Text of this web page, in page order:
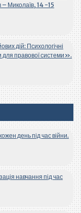
– Миколаїв, 14 -15
дій: Психологічні
для правової системи».
день під час війни.
навчання під час